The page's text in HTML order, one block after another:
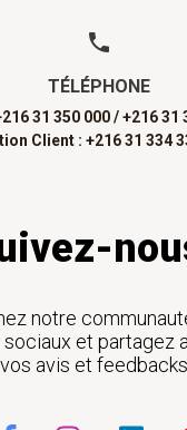
TÉLÉPHONE
31 350 000 /+216 31
Client : +216 31 334
notre
et partagez
vos avis et